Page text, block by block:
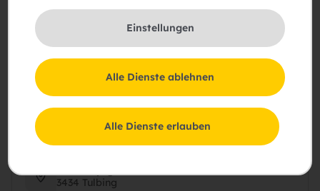
+43(1)2531030-5101
Sachbearbeiterin
Diana
+43(1)2531030-5125
d.camondo[at]sz.at
3434 Tulbing
Einstellungen
Alle Dienste ablehnen
Alle Dienste erlauben